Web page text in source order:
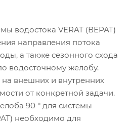
водостока VERAT (ВЕРАТ)
направления потока
а также сезонного схода
водосточному желобу.
внешних и внутренних
от конкретной задачи.
90 ° для системы
необходимо для